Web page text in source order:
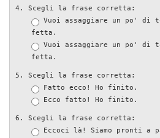
Scegli la frase corretta:
Vuoi assaggiare un po' di
fetta.
Vuoi assaggiare un po' di
fetta.
Scegli la frase corretta:
Fatto ecco! Ho finito.
Ecco fatto! Ho finito.
Scegli la frase corretta:
Eccoci là! Siamo pronti a